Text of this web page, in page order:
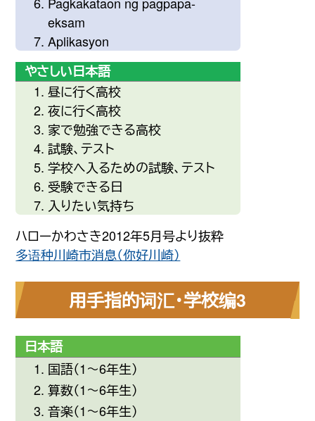
eksam
Aplikasyon
やさしい日本語
昼に行く高校
夜に行く高校
家で勉強できる高校
試験、テスト
学校へ入るための試験、テスト
受験できる日
入りたい気持ち
ハローかわさき2012年5月号より抜粋
多语种川崎市消息（你好川崎）
用手指的词汇・学校编3
日本語
国語（1〜6年生）
算数（1〜6年生）
音楽（1〜6年生）